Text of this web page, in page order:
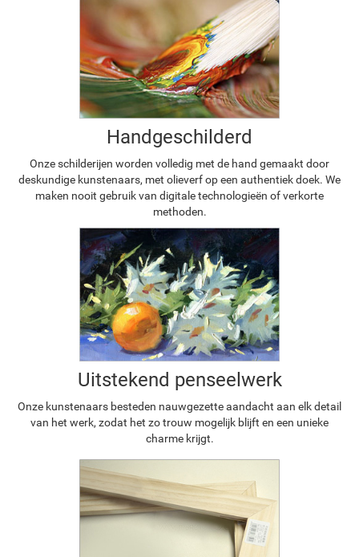
Handgeschilderd
Onze schilderijen worden volledig met de hand gemaakt door
deskundige kunstenaars, met olieverf op een authentiek doek. We
maken nooit gebruik van digitale technologieën of verkorte
methoden.
Uitstekend penseelwerk
Onze kunstenaars besteden nauwgezette aandacht aan elk detail
van het werk, zodat het zo trouw mogelijk blijft en een unieke
charme krijgt.